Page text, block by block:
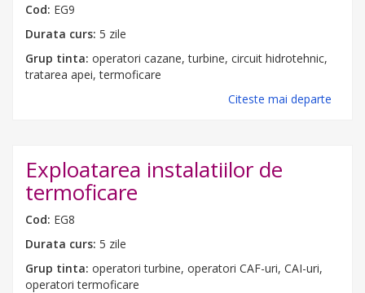
Cod: EG9
Durata curs: 5 zile
Grup tinta: operatori cazane, turbine, circuit hidrotehnic,
tratarea apei, termoficare
Citeste mai departe
Exploatarea instalatiilor de
termoficare
Cod: EG8
Durata curs: 5 zile
Grup tinta: operatori turbine, operatori CAF-uri, CAI-uri,
operatori termoficare